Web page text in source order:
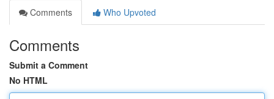
Comments
Who Upvoted
Comments
Submit a Comment
No HTML